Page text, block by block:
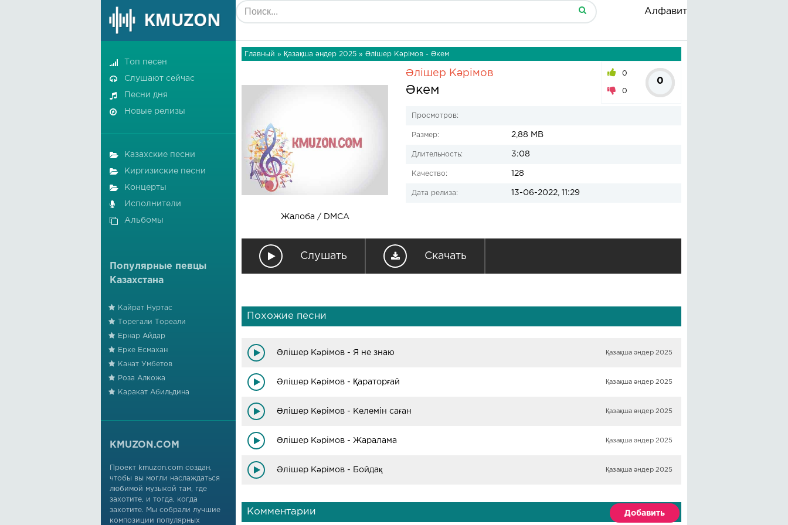
Алфавит
Главный » Қазақша әндер 2025 » Әлішер Кәрімов - Әкем
Жалоба / DMCA
Әлішер Кәрімов
Әкем
0
0
0
Просмотров:
Размер: 2,88 MB
Длительность: 3:08
Качество: 128
Дата релиза: 13-06-2022, 11:29
Слушать Скачать
Похожие песни
Әлішер Кәрімов - Я не знаю Қазақша әндер 2025
Әлішер Кәрімов - Қараторғай Қазақша әндер 2025
Әлішер Кәрімов - Келемін саған Қазақша әндер 2025
Әлішер Кәрімов - Жаралама Қазақша әндер 2025
Әлішер Кәрімов - Бойдақ Қазақша әндер 2025
Комментарии Добавить
Топ песен
Слушают сейчас
Песни дня
Новые релизы
Казахские песни
Киргизиские песни
Концерты
Исполнители
Альбомы
Популярные певцы
Казахстана
Кайрат Нуртас
Торегали Тореали
Ернар Айдар
Ерке Есмахан
Канат Умбетов
Роза Алкожа
Каракат Абильдина
KMUZON.COM
Проект kmuzon.com создан,
чтобы вы могли наслаждаться
любимой музыкой там, где
захотите, и тогда, когда
захотите. Мы собрали лучшие
композиции популярных